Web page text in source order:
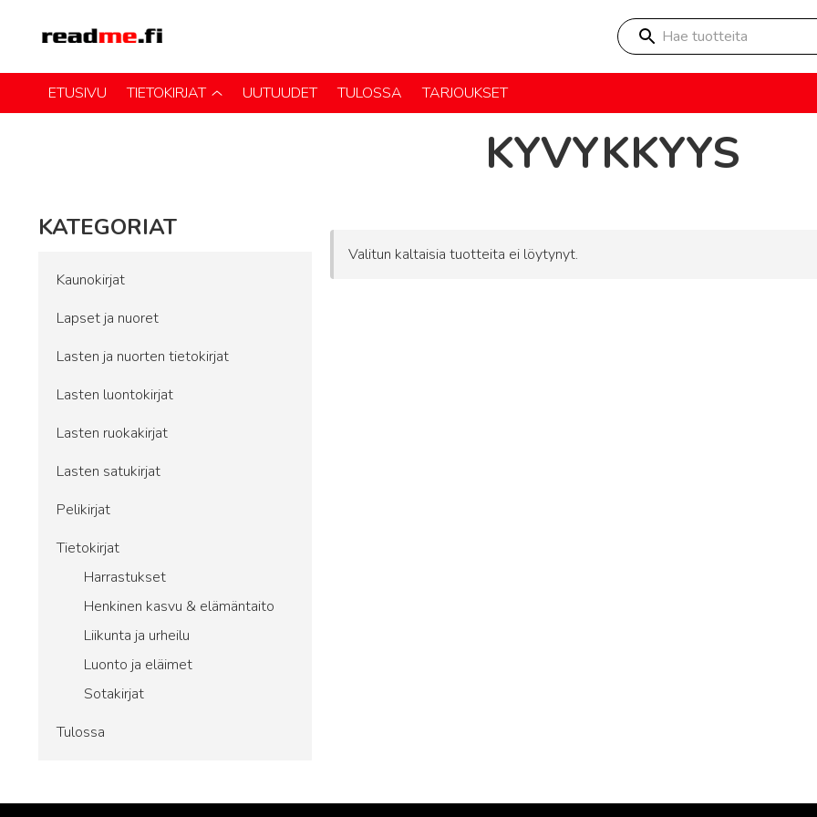
Hae tuotteita
ETUSIVU TIETOKIRJAT UUTUUDET TULOSSA TARJOUKSET
KYVYKKYYS
KATEGORIAT
Kaunokirjat
Lapset ja nuoret
Lasten ja nuorten tietokirjat
Lasten luontokirjat
Lasten ruokakirjat
Lasten satukirjat
Pelikirjat
Tietokirjat
Harrastukset
Henkinen kasvu & elämäntaito
Liikunta ja urheilu
Luonto ja eläimet
Sotakirjat
Tulossa
Valitun kaltaisia tuotteita ei löytynyt.